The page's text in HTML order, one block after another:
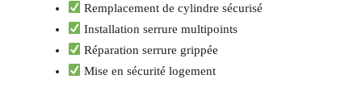
Remplacement de cylindre sécurisé
Installation serrure multipoints
Réparation serrure grippée
Mise en sécurité logement